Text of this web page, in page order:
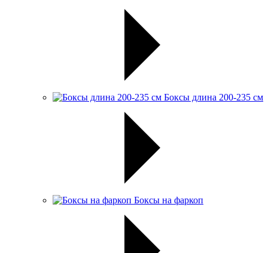
Боксы длина 200-235 см
Боксы на фаркоп